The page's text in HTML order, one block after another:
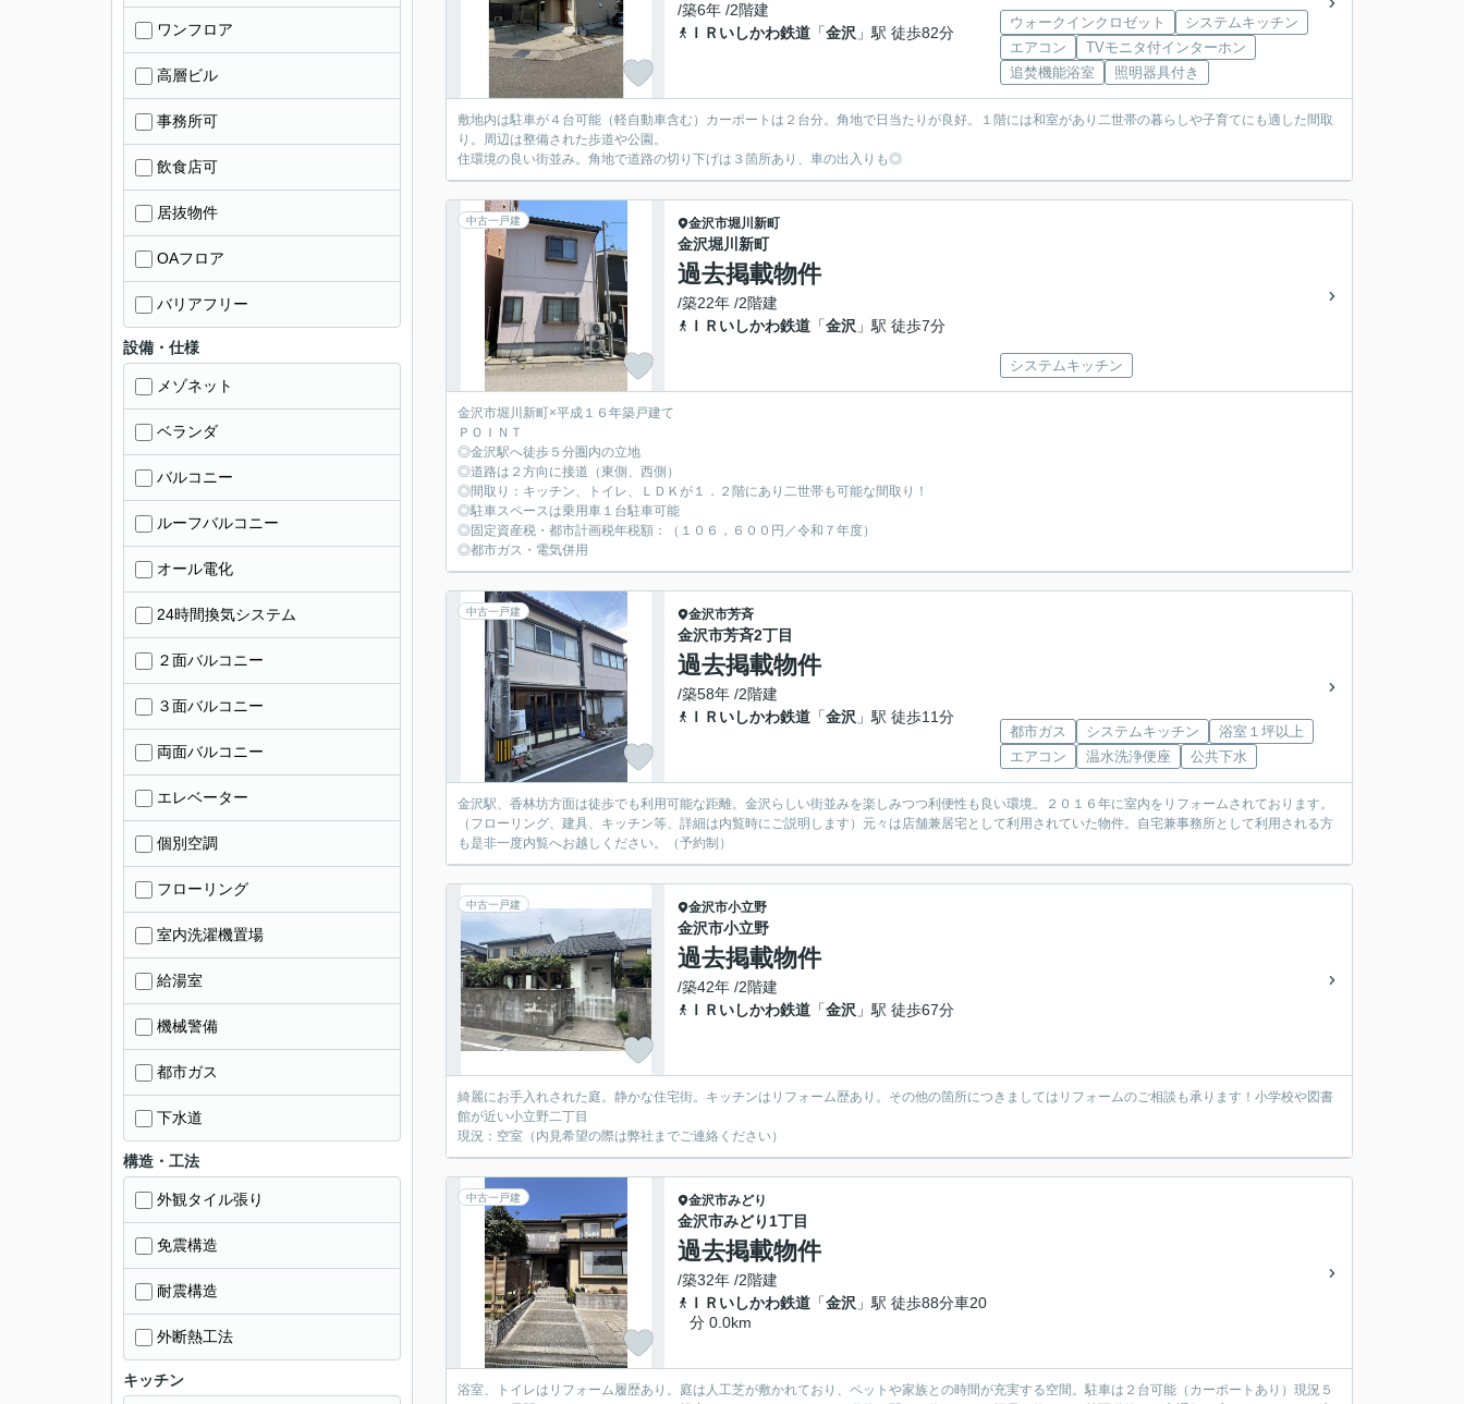
/築6年 /2階建
ＩＲいしかわ鉄道 「金沢 」駅 徒歩82分
ウォークインクロゼット
システムキッチン
エアコン
TVモニタ付インターホン
追焚機能浴室
照明器具付き
敷地内は駐車が４台可能（軽自動車含む）カーポートは２台分。角地で日当たりが良好。１階には和室があり二世帯の暮らしや子育てにも適した間取
り。周辺は整備された歩道や公園。
住環境の良い街並み。角地で道路の切り下げは３箇所あり、車の出入りも◎
中古一戸建 金沢市堀川新町
金沢堀川新町
過去掲載物件
/築22年 /2階建
ＩＲいしかわ鉄道 「金沢 」駅 徒歩7分
システムキッチン
金沢市堀川新町×平成１６年築戸建て
ＰＯＩＮＴ
◎金沢駅へ徒歩５分圏内の立地
◎道路は２方向に接道（東側、西側）
◎間取り：キッチン、トイレ、ＬＤＫが１．２階にあり二世帯も可能な間取り！
◎駐車スペースは乗用車１台駐車可能
◎固定資産税・都市計画税年税額：（１０６，６００円／令和７年度）
◎都市ガス・電気併用
中古一戸建 金沢市芳斉
金沢市芳斉2丁目
過去掲載物件
/築58年 /2階建
ＩＲいしかわ鉄道 「金沢 」駅 徒歩11分
都市ガス システムキッチン
浴室１坪以上
エアコン
温水洗浄便座 公共下水
金沢駅、香林坊方面は徒歩でも利用可能な距離。金沢らしい街並みを楽しみつつ利便性も良い環境。２０１６年に室内をリフォームされております。
（フローリング、建具、キッチン等、詳細は内覧時にご説明します）元々は店舗兼居宅として利用されていた物件。自宅兼事務所として利用される方
も是非一度内覧へお越しください。（予約制）
中古一戸建 金沢市小立野
金沢市小立野
過去掲載物件
/築42年 /2階建
ＩＲいしかわ鉄道 「金沢 」駅 徒歩67分
綺麗にお手入れされた庭。静かな住宅街。キッチンはリフォーム歴あり。その他の箇所につきましてはリフォームのご相談も承ります！小学校や図書
館が近い小立野二丁目
現況：空室（内見希望の際は弊社までご連絡ください）
中古一戸建 金沢市みどり
金沢市みどり1丁目
過去掲載物件
/築32年 /2階建
ＩＲいしかわ鉄道 「金沢 」駅 徒歩88分車20
分 0.0km
浴室、トイレはリフォーム履歴あり。庭は人工芝が敷かれており、ペットや家族との時間が充実する空間。駐車は２台可能（カーポートあり）現況５
ワンフロア
高層ビル
事務所可
飲食店可
居抜物件
OAフロア
バリアフリー
設備・仕様
メゾネット
ベランダ
バルコニー
ルーフバルコニー
オール電化
24時間換気システム
２面バルコニー
３面バルコニー
両面バルコニー
エレベーター
個別空調
フローリング
室内洗濯機置場
給湯室
機械警備
都市ガス
下水道
構造・工法
外観タイル張り
免震構造
耐震構造
外断熱工法
キッチン